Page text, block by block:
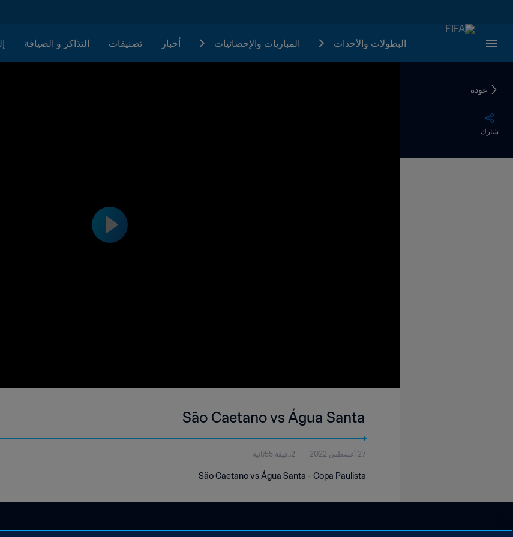
البطولات والأحدات المباريات والإحصائيات أخبار تصنيفات التذاكر و الضيافة
عودة
شارك
São Caetano vs Água Santa
27 أغسطس 2022 2دقيقة 55ثانية
São Caetano vs Água Santa - Copa Paulista